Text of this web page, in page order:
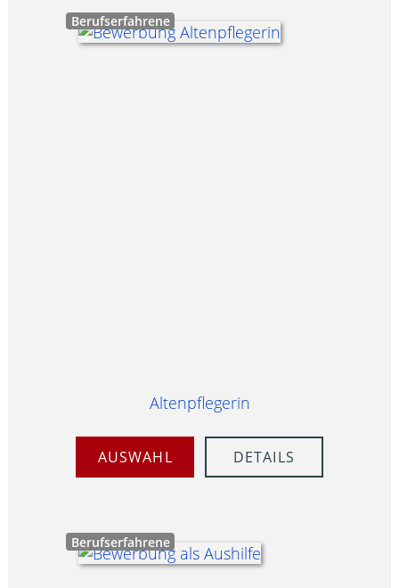
Berufserfahrene
Altenpflegerin
AUSWAHL DETAILS
Berufserfahrene